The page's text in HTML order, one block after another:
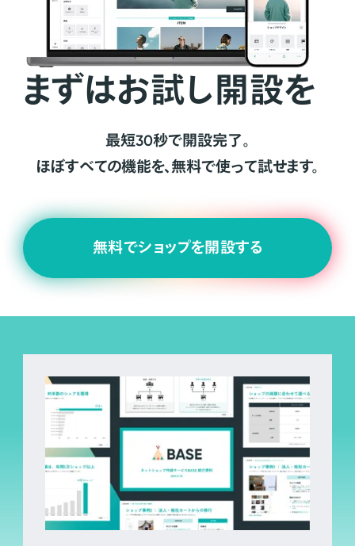
まずはお試し開設を
最短30秒で開設完了。
ほぼすべての機能を、無料で使って試せます。
無料でショップを開設する